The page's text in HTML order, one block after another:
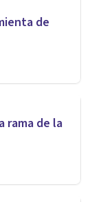
de
rama de la